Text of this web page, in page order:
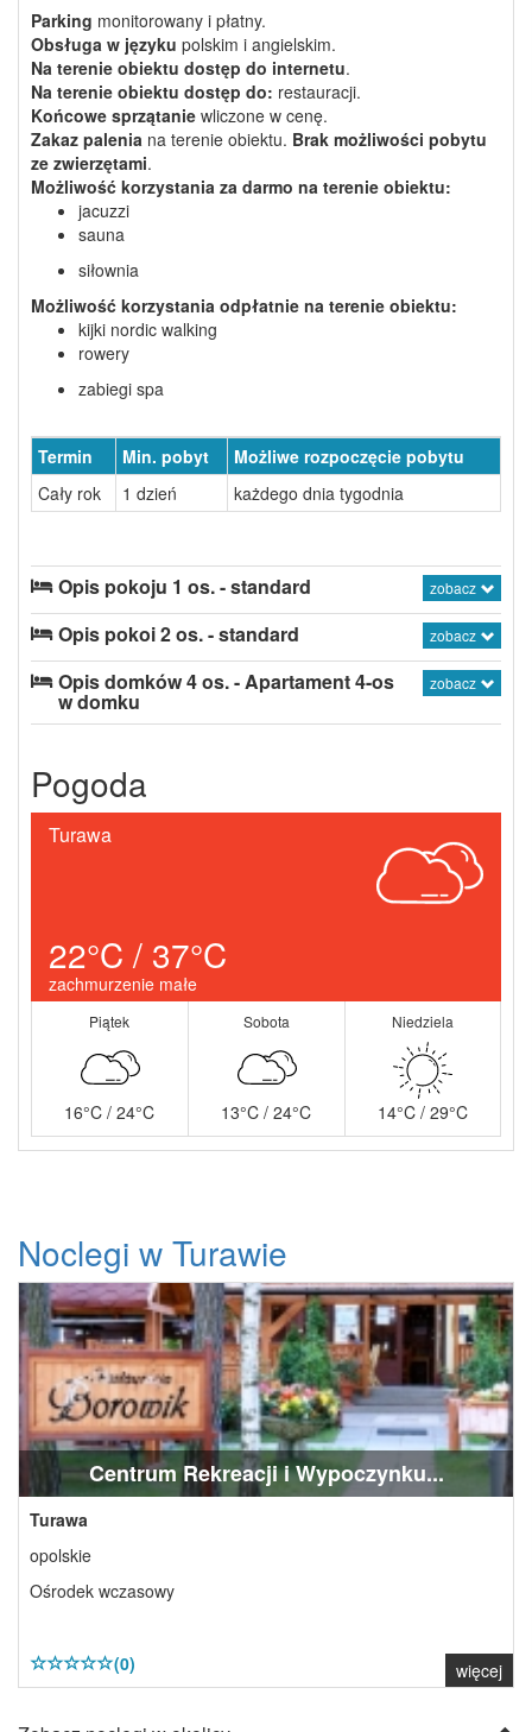
Parking monitorowany i płatny.
Obsługa w języku polskim i angielskim.
Na terenie obiektu dostęp do internetu.
Na terenie obiektu dostęp do: restauracji.
Końcowe sprzątanie wliczone w cenę.
Zakaz palenia na terenie obiektu. Brak możliwości pobytu
ze zwierzętami.
Możliwość korzystania za darmo na terenie obiektu:
jacuzzi
sauna
siłownia
Możliwość korzystania odpłatnie na terenie obiektu:
kijki nordic walking
rowery
zabiegi spa
Termin Min. pobyt
Możliwe rozpoczęcie pobytu
Cały rok
1 dzień każdego dnia tygodnia
Opis pokoju 1 os. - standard zobacz
Opis pokoi 2 os. - standard zobacz
Opis domków 4 os. - Apartament 4-os
w domku
zobacz
Pogoda
Turawa
22°C / 37°C
zachmurzenie małe
Piątek
16°C / 24°C
Sobota
13°C / 24°C
Niedziela
14°C / 29°C
Noclegi w Turawie
Centrum Rekreacji i Wypoczynku...
Turawa
opolskie
Ośrodek wczasowy
(0) więcej